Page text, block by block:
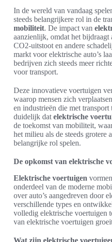
In de wereld van vandaag
steeds belangrijkere rol in de
mobiliteit. De impact van
aanzienlijk, omdat het bijdraagt
CO2-uitstoot en andere
markt voor elektrische auto’s
bedrijven zich steeds meer
voor transport.
Deze innovatieve voertuigen
waarop mensen zich
en industrieën die met
duidelijk dat elektrische
de toekomst van mobiliteit,
het milieu als de steeds grotere
belangrijke rol spelen.
De opkomst van elektrische
Elektrische voertuigen
onderdeel van de moderne
over auto’s aangedreven door
verschillende types en
volledig elektrische voertuigen
van elektrische voertuigen
Wat zijn elektrische